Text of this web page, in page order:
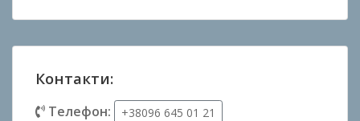
Контакти:
Телефон: +38096 645 01 21